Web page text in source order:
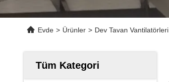
Evde > Ürünler > Dev Tavan Vantilatörleri
Tüm Kategori